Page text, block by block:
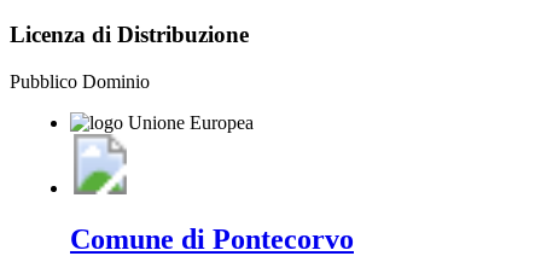
Licenza di Distribuzione
Pubblico Dominio
Comune di Pontecorvo